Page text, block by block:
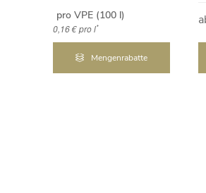
pro VPE (100 l)
0,16 €pro l*
Mengenrabatte